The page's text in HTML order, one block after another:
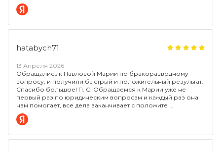
hatabych71.
13 Апреля 2026
Обращались к Павловой Марии по бракоразводному
вопросу, и получили быстрый и положительный результат.
Спасибо большое! П. С. Обращаемся к Марии уже не
первый раз по юридическим вопросам и каждый раз она
нам помогает, все дела заканчивает с положите